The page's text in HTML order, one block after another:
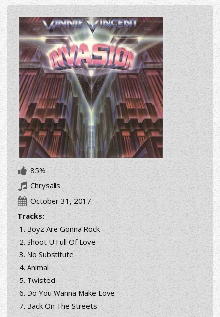
85%
Chrysalis
October 31, 2017
Tracks:
Boyz Are Gonna Rock
Shoot U Full Of Love
No Substitute
Animal
Twisted
Do You Wanna Make Love
Back On The Streets